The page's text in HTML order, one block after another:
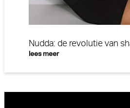
Nudda: de revolutie van
lees meer